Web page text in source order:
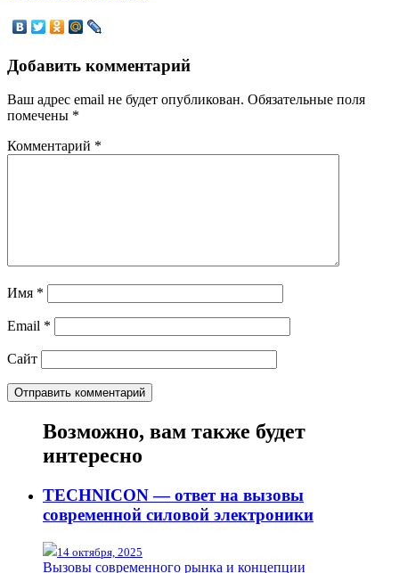
Добавить комментарий
Ваш адрес email не будет опубликован. Обязательные поля
помечены *
Комментарий *
Имя *
Email *
Сайт
Возможно, вам также будет
интересно
TECHNICON — ответ на вызовы
современной силовой электроники
14 октября, 2025
Вызовы современного рынка и концепции